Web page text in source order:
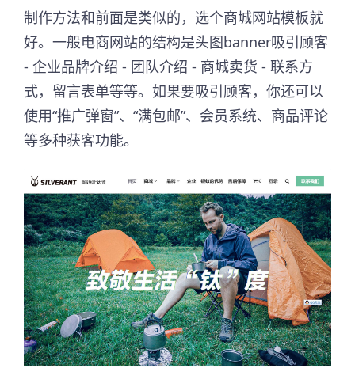
制作方法和前面是类似的，选个商城网站模板就
好。一般电商网站的结构是头图banner吸引顾客
- 企业品牌介绍 - 团队介绍 - 商城卖货 - 联系方
式，留言表单等等。如果要吸引顾客，你还可以
使用“推广弹窗”、“满包邮”、会员系统、商品评论
等多种获客功能。